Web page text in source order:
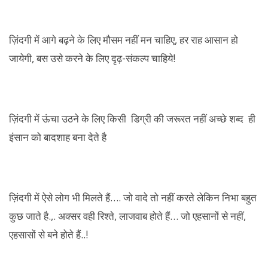
ज़िंदगी में आगे बढ़ने के लिए मौसम नहीं मन चाहिए, हर राह आसान हो
जायेगी, बस उसे करने के लिए दृढ़-संकल्प चाहिये!
ज़िंदगी में ऊंचा उठने के लिए किसी डिग्री की जरूरत नहीं अच्छे शब्द ही
इंसान को बादशाह बना देते है
ज़िंदगी में ऐसे लोग भी मिलते हैं…. जो वादे तो नहीं करते लेकिन निभा बहुत
कुछ जाते है.,. अक्सर वही रिश्ते, लाजवाब होते हैं… जो एहसानों से नहीं,
एहसासों से बने होते हैं..!